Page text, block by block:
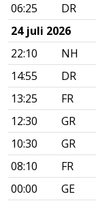
06:25
DR
24 juli 2026
22:10
NH
14:55
DR
13:25
FR
12:30
GR
10:30
GR
08:10
FR
00:00
GE